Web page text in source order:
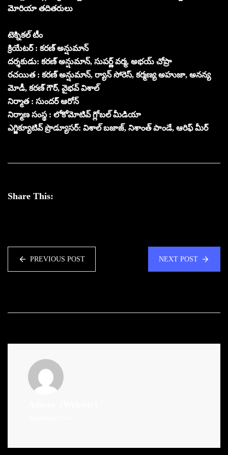
మోరియా తదితరులు
టెక్నికల్ టీం
క్రియేటర్ : కరణ్ అన్షుమాన్
దర్శకుడు: కరణ్ అన్షుమాన్, సుపర్ణ్ వర్మ, అభయ్ చోప్రా
రచయిత : కరణ్ అన్షుమాన్, ర్యాన్ సోరెస్, కర్మణ్య అహుజా, అనన్య
మోడీ, కరణ్ గౌర్, వైభవ్ విశాల్
నిర్మాత : సుందర్ ఆరోన్
నిర్మాణ సంస్థ : లోకోమోటివ్ గ్లోబల్ మీడియా
ఎగ్జిక్యూటివ్ ప్రొడ్యూసర్: విశాల్ బజాజ్, నిశాంత్ పాండే, ఆరిఫ్ మీర్
Share This:
PREVIOUS POST NEXT POST